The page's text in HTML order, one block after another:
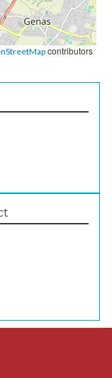
contributors